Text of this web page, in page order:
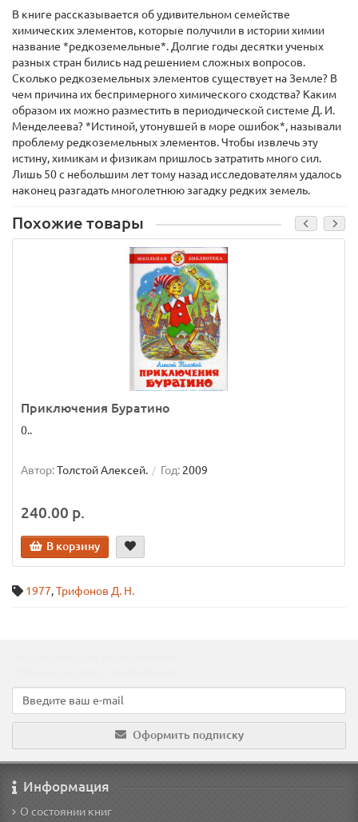
В книге рассказывается об удивительном семействе
химических элементов, которые получили в истории химии
название *редкоземельные*. Долгие годы десятки ученых
разных стран бились над решением сложных вопросов.
Сколько редкоземельных элементов существует на Земле? В
чем причина их беспримерного химического сходства? Каким
образом их можно разместить в периодической системе Д. И.
Менделеева? *Истиной, утонувшей в море ошибок*, называли
проблему редкоземельных элементов. Чтобы извлечь эту
истину, химикам и физикам пришлось затратить много сил.
Лишь 50 с небольшим лет тому назад исследователям удалось
наконец разгадать многолетнюю загадку редких земель.
Похожие товары
Приключения Буратино
0..
Автор:Толстой Алексей. Год: 2009
240.00 р.
В корзину
1977,Трифонов Д. Н.
Оформить подписку
Информация
О состоянии книг